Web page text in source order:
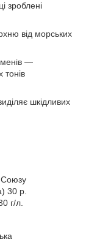
зроблені
від морських
—
тонів
шкідливих
Союзу
30 р.
г/л.